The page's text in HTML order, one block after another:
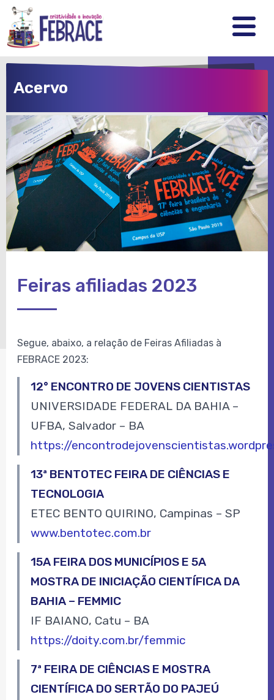
FEBRRACE
.
.
.
Acervo
Feiras afiliadas 2023
Segue, abaixo, a relação de Feiras Afiliadas à
FEBRACE 2023:
12° ENCONTRO DE JOVENS CIENTISTAS
UNIVERSIDADE FEDERAL DA BAHIA –
UFBA, Salvador – BA
https://
13ª BENTOTEC FEIRA DE CIÊNCIAS E
TECNOLOGIA
ETEC BENTO QUIRINO, Campinas – SP
www.bentotec.com.br
15A FEIRA DOS MUNICÍPIOS E 5A
MOSTRA DE INICIAÇÃO CIENTÍFICA DA
BAHIA – FEMMIC
IF BAIANO, Catu – BA
https://doity.com.br/femmic
7ª FEIRA DE CIÊNCIAS E MOSTRA
CIENTÍFICA DO SERTÃO DO PAJEÚ